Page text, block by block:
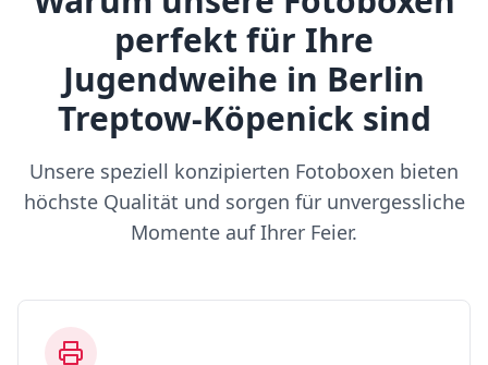
perfekt für Ihre
Jugendweihe in Berlin
Treptow-Köpenick sind
Unsere speziell konzipierten Fotoboxen bieten
höchste Qualität und sorgen für unvergessliche
Momente auf Ihrer Feier.